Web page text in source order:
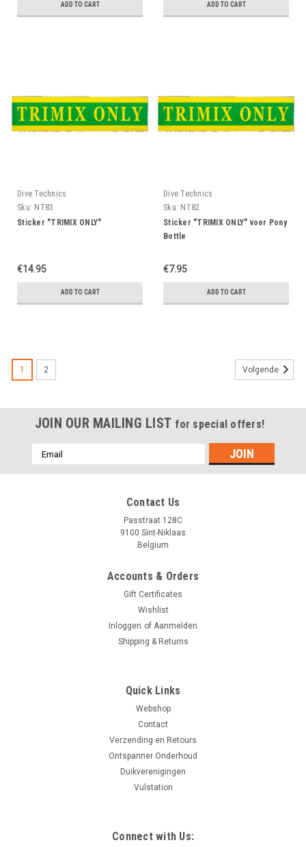
ADD TO CART ADD TO CART
Dive Technics
Sku: NT83
Sticker "TRIMIX ONLY"
€14.95
ADD TO CART
Dive Technics
Sku: NT82
Sticker "TRIMIX ONLY" voor Pony
Bottle
€7.95
ADD TO CART
1 2 Volgende
JOIN OUR MAILING LIST for special offers!
Emailadres
Contact Us
Passtraat 128C
9100 Sint-Niklaas
Belgium
Accounts & Orders
Gift Certificates
Wishlist
Inloggen of Aanmelden
Shipping & Returns
Quick Links
Webshop
Contact
Verzending en Retours
Ontspanner Onderhoud
Duikverenigingen
Vulstation
Connect with Us: